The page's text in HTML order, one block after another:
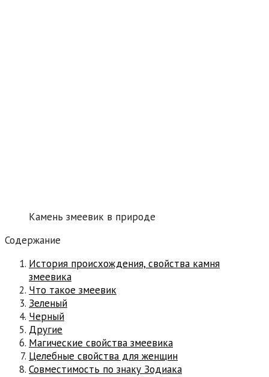
Камень змеевик в природе
Содержание
История происхождения, свойства камня
змеевика
Что такое змеевик
Зеленый
Черный
Другие
Магические свойства змеевика
Целебные свойства для женщин
Совместимость по знаку Зодиака